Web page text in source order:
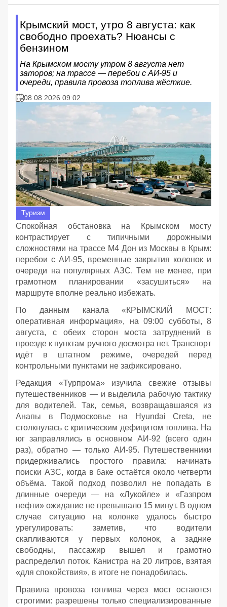
Крымский мост, утро 8 августа: как
свободно проехать? Нюансы с
бензином
На Крымском мосту утром 8 августа нет
заторов; на трассе — перебои с АИ‑95 и
очереди, правила провоза топлива жёсткие.
08.08.2026 09:02
Туризм
Спокойная обстановка на Крымском мосту
контрастирует с типичными дорожными
сложностями на трассе М4 Дон из Москвы в Крым:
перебои с АИ‑95, временные закрытия колонок и
очереди на популярных АЗС. Тем не менее, при
грамотном планировании «засушиться» на
маршруте вполне реально избежать.
По данным канала «КРЫМСКИЙ МОСТ:
оперативная информация», на 09:00 субботы, 8
августа, с обеих сторон моста затруднений в
проезде к пунктам ручного досмотра нет. Транспорт
идёт в штатном режиме, очередей перед
контрольными пунктами не зафиксировано.
Редакция «Турпрома» изучила свежие отзывы
путешественников — и выделила рабочую тактику
для водителей. Так, семья, возвращавшаяся из
Анапы в Подмосковье на Hyundai Creta, не
столкнулась с критическим дефицитом топлива. На
юг заправлялись в основном АИ‑92 (всего один
раз), обратно — только АИ‑95. Путешественники
придерживались простого правила: начинать
поиски АЗС, когда в баке остаётся около четверти
объёма. Такой подход позволил не попадать в
длинные очереди — на «Лукойле» и «Газпром
нефти» ожидание не превышало 15 минут. В одном
случае ситуацию на колонке удалось быстро
урегулировать: заметив, что водители
скапливаются у первых колонок, а задние
свободны, пассажир вышел и грамотно
распределил поток. Канистра на 20 литров, взятая
«для спокойствия», в итоге не понадобилась.
Правила провоза топлива через мост остаются
строгими: разрешены только специализированные